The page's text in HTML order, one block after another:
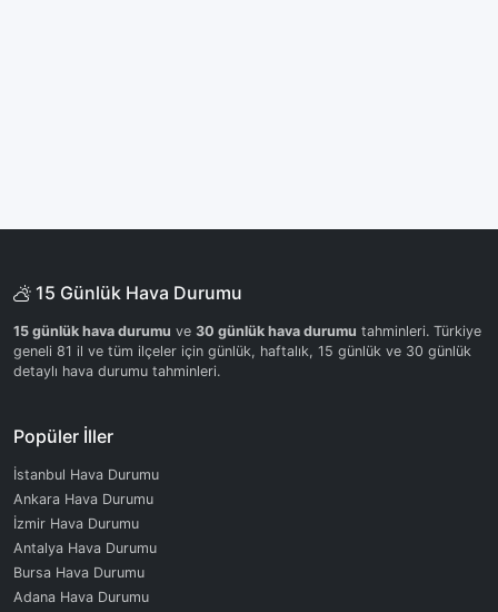
15 Günlük Hava Durumu
15 günlük hava durumu ve 30 günlük hava durumu tahminleri. Türkiye
geneli 81 il ve tüm ilçeler için günlük, haftalık, 15 günlük ve 30 günlük
detaylı hava durumu tahminleri.
Popüler İller
İstanbul Hava Durumu
Ankara Hava Durumu
İzmir Hava Durumu
Antalya Hava Durumu
Bursa Hava Durumu
Adana Hava Durumu